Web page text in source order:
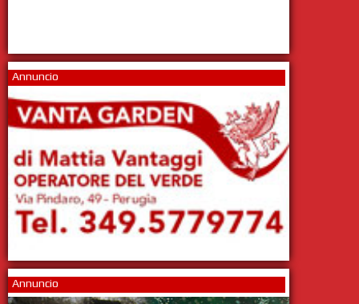
Annuncio
Annuncio